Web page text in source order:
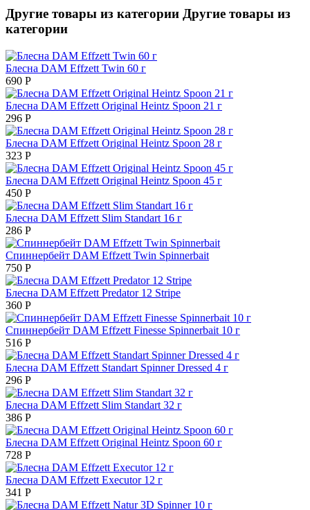
Другие товары из категории Другие товары из
категории
Блесна DAM Effzett Twin 60 г
690 Р
Блесна DAM Effzett Original Heintz Spoon 21 г
296 Р
Блесна DAM Effzett Original Heintz Spoon 28 г
323 Р
Блесна DAM Effzett Original Heintz Spoon 45 г
450 Р
Блесна DAM Effzett Slim Standart 16 г
286 Р
Спиннербейт DAM Effzett Twin Spinnerbait
750 Р
Блесна DAM Effzett Predator 12 Stripe
360 Р
Спиннербейт DAM Effzett Finesse Spinnerbait 10 г
516 Р
Блесна DAM Effzett Standart Spinner Dressed 4 г
296 Р
Блесна DAM Effzett Slim Standart 32 г
386 Р
Блесна DAM Effzett Original Heintz Spoon 60 г
728 Р
Блесна DAM Effzett Executor 12 г
341 Р